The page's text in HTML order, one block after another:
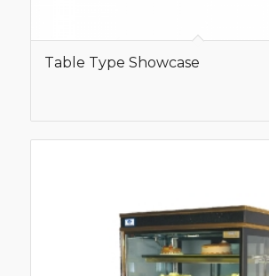
Table Type Showcase